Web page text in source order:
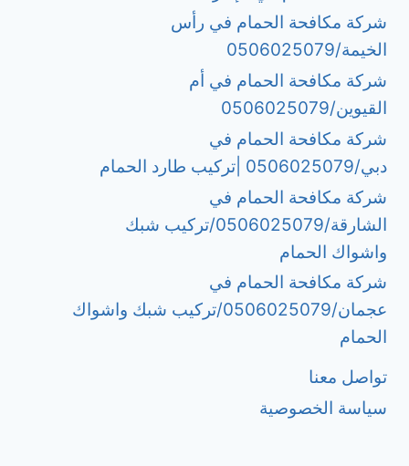
شركة مكافحة الحمام في رأس
الخيمة/0506025079
شركة مكافحة الحمام في أم
القيوين/0506025079
شركة مكافحة الحمام في
دبي/0506025079 |تركيب طارد الحمام
شركة مكافحة الحمام في
الشارقة/0506025079/تركيب شبك
واشواك الحمام
شركة مكافحة الحمام في
عجمان/0506025079/تركيب شبك واشواك
الحمام
تواصل معنا
سياسة الخصوصية